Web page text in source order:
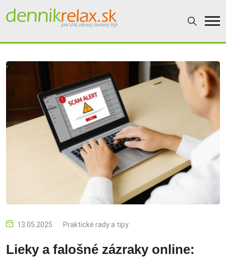
13.05.2025 Praktické rady a tipy
Lieky a falošné zázraky online: